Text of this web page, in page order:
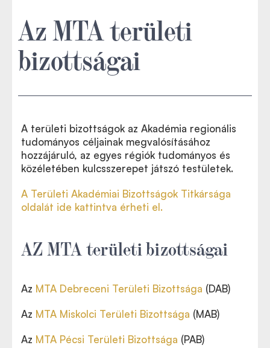
Az MTA területi
bizottságai
A területi bizottságok az Akadémia regionális
tudományos céljainak megvalósításához
hozzájáruló, az egyes régiók tudományos és
közéletében kulcsszerepet játszó testületek.
A Területi Akadémiai Bizottságok Titkársága
oldalát ide kattintva érheti el.
AZ MTA területi bizottságai
Az MTA Debreceni Területi Bizottsága (DAB)
Az MTA Miskolci Területi Bizottsága (MAB)
Az MTA Pécsi Területi Bizottsága (PAB)